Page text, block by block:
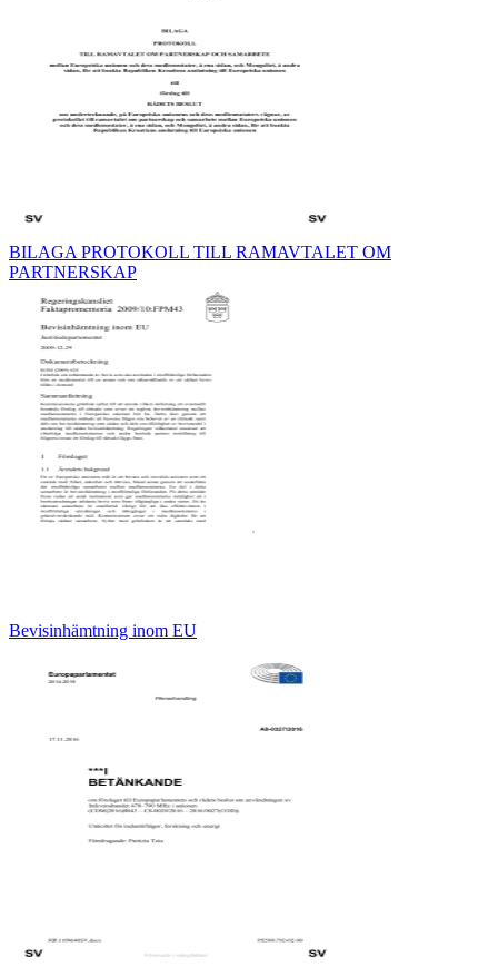
BILAGA PROTOKOLL TILL RAMAVTALET OM
PARTNERSKAP
Bevisinhämtning inom EU